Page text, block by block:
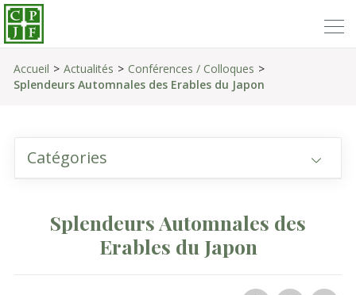
Accueil Actualités
Conférences / Colloques
Splendeurs Automnales des Erables du Japon
Catégories
Splendeurs Automnales des
Erables du Japon